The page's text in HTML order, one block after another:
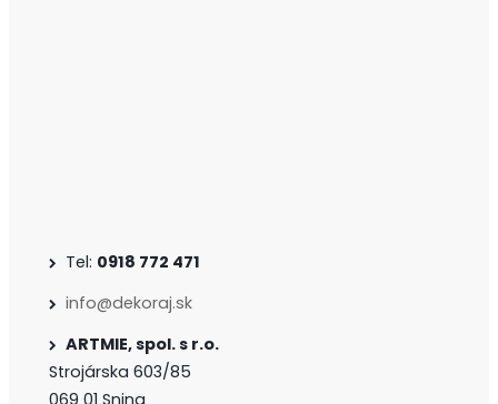
Tel: 0918 772 471
info@dekoraj.sk
ARTMIE, spol. s r.o.
Strojárska 603/85